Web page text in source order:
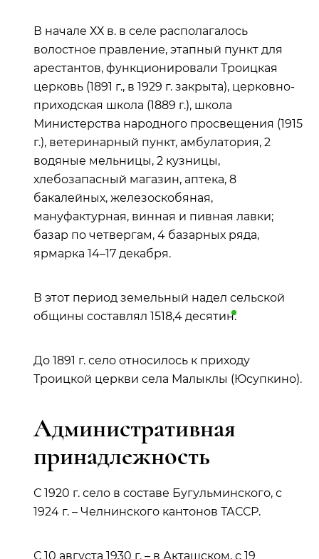
В начале ХХ в. в селе располагалось
волостное правление, этапный пункт для
арестантов, функционировали Троицкая
церковь (1891 г., в 1929 г. закрыта), церковно-
приходская школа (1889 г.), школа
Министерства народного просвещения (1915
г.), ветеринарный пункт, амбулатория, 2
водяные мельницы, 2 кузницы,
хлебозапасный магазин, аптека, 8
бакалейных, железоскобяная,
мануфактурная, винная и пивная лавки;
базар по четвергам, 4 базарных ряда,
ярмарка 14–17 декабря.
В этот период земельный надел сельской
общины составлял 1518,4 десятин.
До 1891 г. село относилось к приходу
Троицкой церкви села Малыклы (Юсупкино).
Административная
принадлежность
С 1920 г. село в составе Бугульминского, с
1924 г. – Челнинского кантонов ТАССР.
С 10 августа 1930 г. – в Акташском, с 19